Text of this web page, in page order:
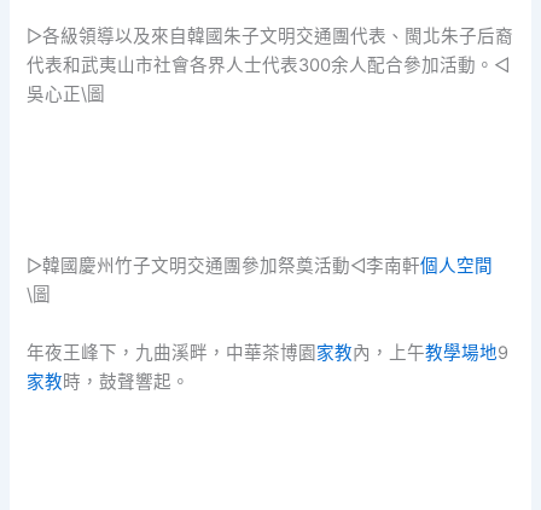
▷各級領導以及來自韓國朱子文明交通團代表、閩北朱子后裔
代表和武夷山市社會各界人士代表300余人配合參加活動。◁
吳心正\圖
▷韓國慶州竹子文明交通團參加祭奠活動◁李南軒個人空間
\圖
年夜王峰下，九曲溪畔，中華茶博園家教內，上午教學場地9
家教時，鼓聲響起。